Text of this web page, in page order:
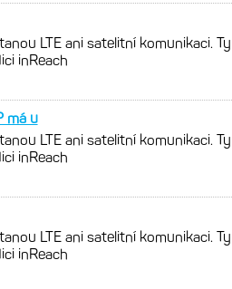
roce: Fénixy 8 Pro jsou
parádní, těžko něco
ta nositelnost
Hodnotí, zda je váš
a jestli se nachází
oblastech
překonal hranici
akcií za devět
vzrostla